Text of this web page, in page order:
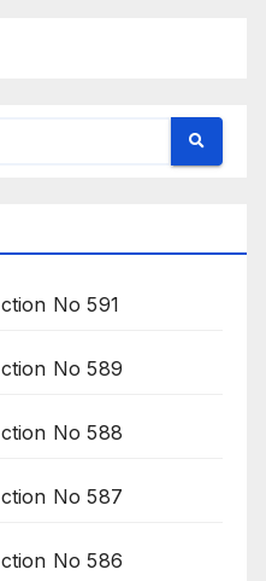
No 591
No 589
No 588
No 587
No 586